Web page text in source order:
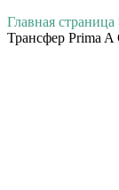
Главная страница
Трансфер Prima A